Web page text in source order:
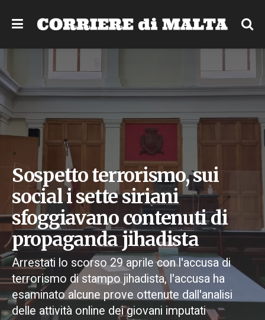
Sospetto terrorismo, sui
social i sette siriani
sfoggiavano contenuti di
propaganda jihadista
Arrestati lo scorso 29 aprile con l'accusa di
terrorismo di stampo jihadista, l'accusa ha
esaminato alcune prove ottenute dall'analisi
delle attività online dei giovani imputati